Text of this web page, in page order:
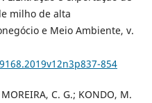
milho de alta
e Meio Ambiente, v.
854
C. G.; KONDO, M.